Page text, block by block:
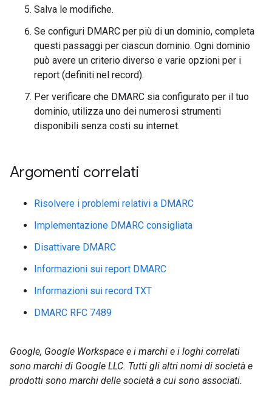
Salva le modifiche.
Se configuri DMARC per più di un dominio, completa
questi passaggi per ciascun dominio. Ogni dominio
può avere un criterio diverso e varie opzioni per i
report (definiti nel record).
Per verificare che DMARC sia configurato per il tuo
dominio, utilizza uno dei numerosi strumenti
disponibili senza costi su internet.
Argomenti correlati
Risolvere i problemi relativi a DMARC
Implementazione DMARC consigliata
Disattivare DMARC
Informazioni sui report DMARC
Informazioni sui record TXT
DMARC RFC 7489
Google, Google Workspace e i marchi e i loghi correlati
sono marchi di Google LLC. Tutti gli altri nomi di società e
prodotti sono marchi delle società a cui sono associati.